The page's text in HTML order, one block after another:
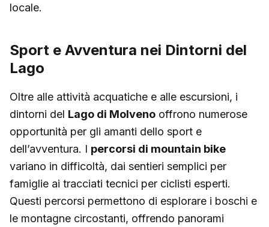
locale.
Sport e Avventura nei Dintorni del
Lago
Oltre alle attività acquatiche e alle escursioni, i
dintorni del Lago di Molveno offrono numerose
opportunità per gli amanti dello sport e
dell’avventura. I percorsi di mountain bike
variano in difficoltà, dai sentieri semplici per
famiglie ai tracciati tecnici per ciclisti esperti.
Questi percorsi permettono di esplorare i boschi e
le montagne circostanti, offrendo panorami